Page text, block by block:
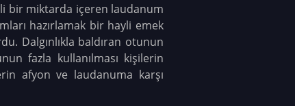
bir miktarda içeren laudanum
hazırlamak bir hayli emek
Dalgınlıkla baldıran otunun
fazla kullanılması kişilerin
afyon ve laudanuma karşı